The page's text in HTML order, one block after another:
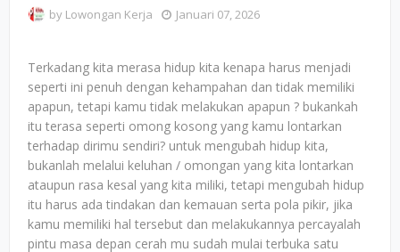
by Lowongan Kerja Januari 07, 2026
Terkadang kita merasa hidup kita kenapa harus menjadi
seperti ini penuh dengan kehampahan dan tidak memiliki
apapun, tetapi kamu tidak melakukan apapun ? bukankah
itu terasa seperti omong kosong yang kamu lontarkan
terhadap dirimu sendiri? untuk mengubah hidup kita,
bukanlah melalui keluhan / omongan yang kita lontarkan
ataupun rasa kesal yang kita miliki, tetapi mengubah hidup
itu harus ada tindakan dan kemauan serta pola pikir, jika
kamu memiliki hal tersebut dan melakukannya percayalah
pintu masa depan cerah mu sudah mulai terbuka satu